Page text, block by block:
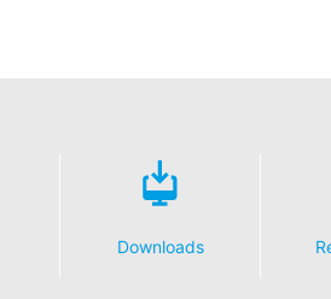
Downloads